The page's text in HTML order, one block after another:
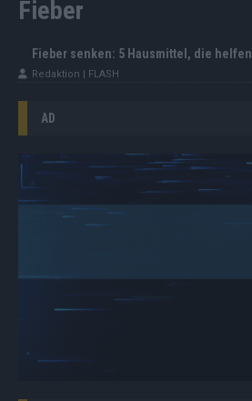
Fieber
Fieber senken: 5 Hausmittel, die helfen
Redaktion | FLASH
AD